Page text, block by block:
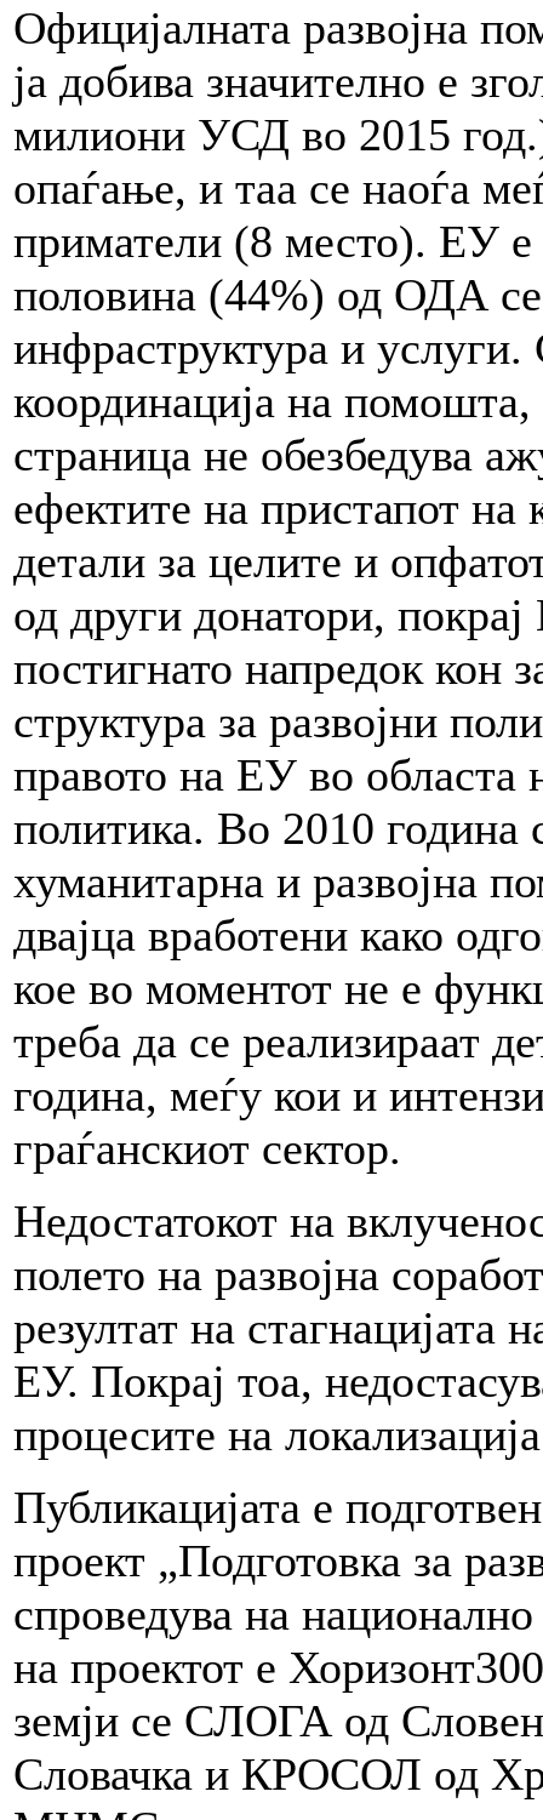
Официјалната развојна
ја добива значително е
милиони УСД во 2015
опаѓање, и таа се наоѓа
приматели (8 место). ЕУ е
половина (44%) од ОДА се
инфраструктура и
координација на помошта,
страница не обезбедува
ефектите на пристапот на
детали за целите и
од други донатори,
постигнато напредок кон
структура за развојни
правото на ЕУ во областа
политика. Во 2010 година
хуманитарна и развојна
двајца вработени како
кое во моментот не е
треба да се реализираат
година, меѓу кои и
граѓанскиот сектор.
Недостатокот на
полето на развојна
резултат на стагнацијата
ЕУ. Покрај тоа,
процесите на
Публикацијата е
проект „Подготовка за
спроведува на
на проектот е
земји се СЛОГА од
Словачка и КРОСОЛ од